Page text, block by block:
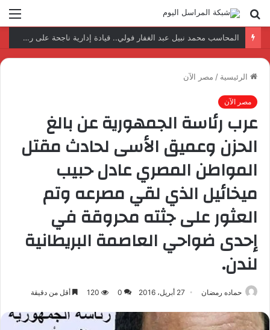
بحث
عن
نتائج إيجابية بعد زيارة وفد الجامعة المصرية النتائج إيجابية بعد زيارة وفد الجامعة المصرية الروسية لمصنع الإلكترونياتروسية لمصنع الإلكترونيات
الرئيسية / مصر الآن
مصر الآن
عرب رئاسة الجمهورية عن بالغ
الحزن وعميق الأسى لحادث مقتل
المواطن المصري عادل حبيب
ميخائيل الذي لقي مصرعه وتم
العثور على جثته محروقة في
إحدى ضواحي العاصمة البريطانية
لندن.
حماده رمضان 27 أبريل، 2016 0
120 أقل من دقيقة